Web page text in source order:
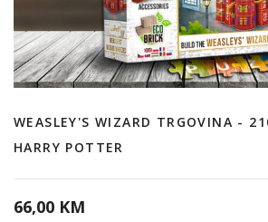
WEASLEY'S WIZARD TRGOVINA -
HARRY POTTER
66,00 KM